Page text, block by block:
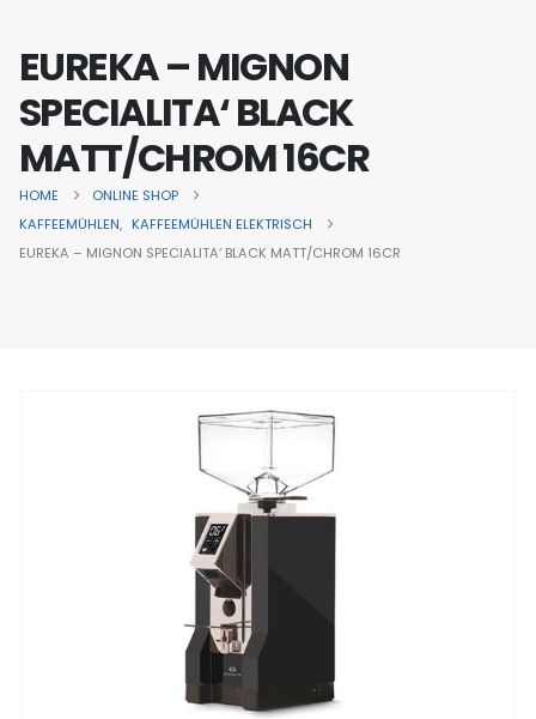
EUREKA – MIGNON
SPECIALITA‘ BLACK
MATT/CHROM 16CR
HOME
ONLINE SHOP
KAFFEEMÜHLEN, KAFFEEMÜHLEN ELEKTRISCH
EUREKA – MIGNON SPECIALITA‘ BLACK MATT/CHROM 16CR